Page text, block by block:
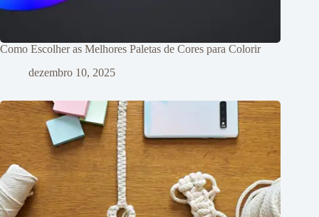
Como Escolher as Melhores Paletas de Cores para Colorir
dezembro 10, 2025